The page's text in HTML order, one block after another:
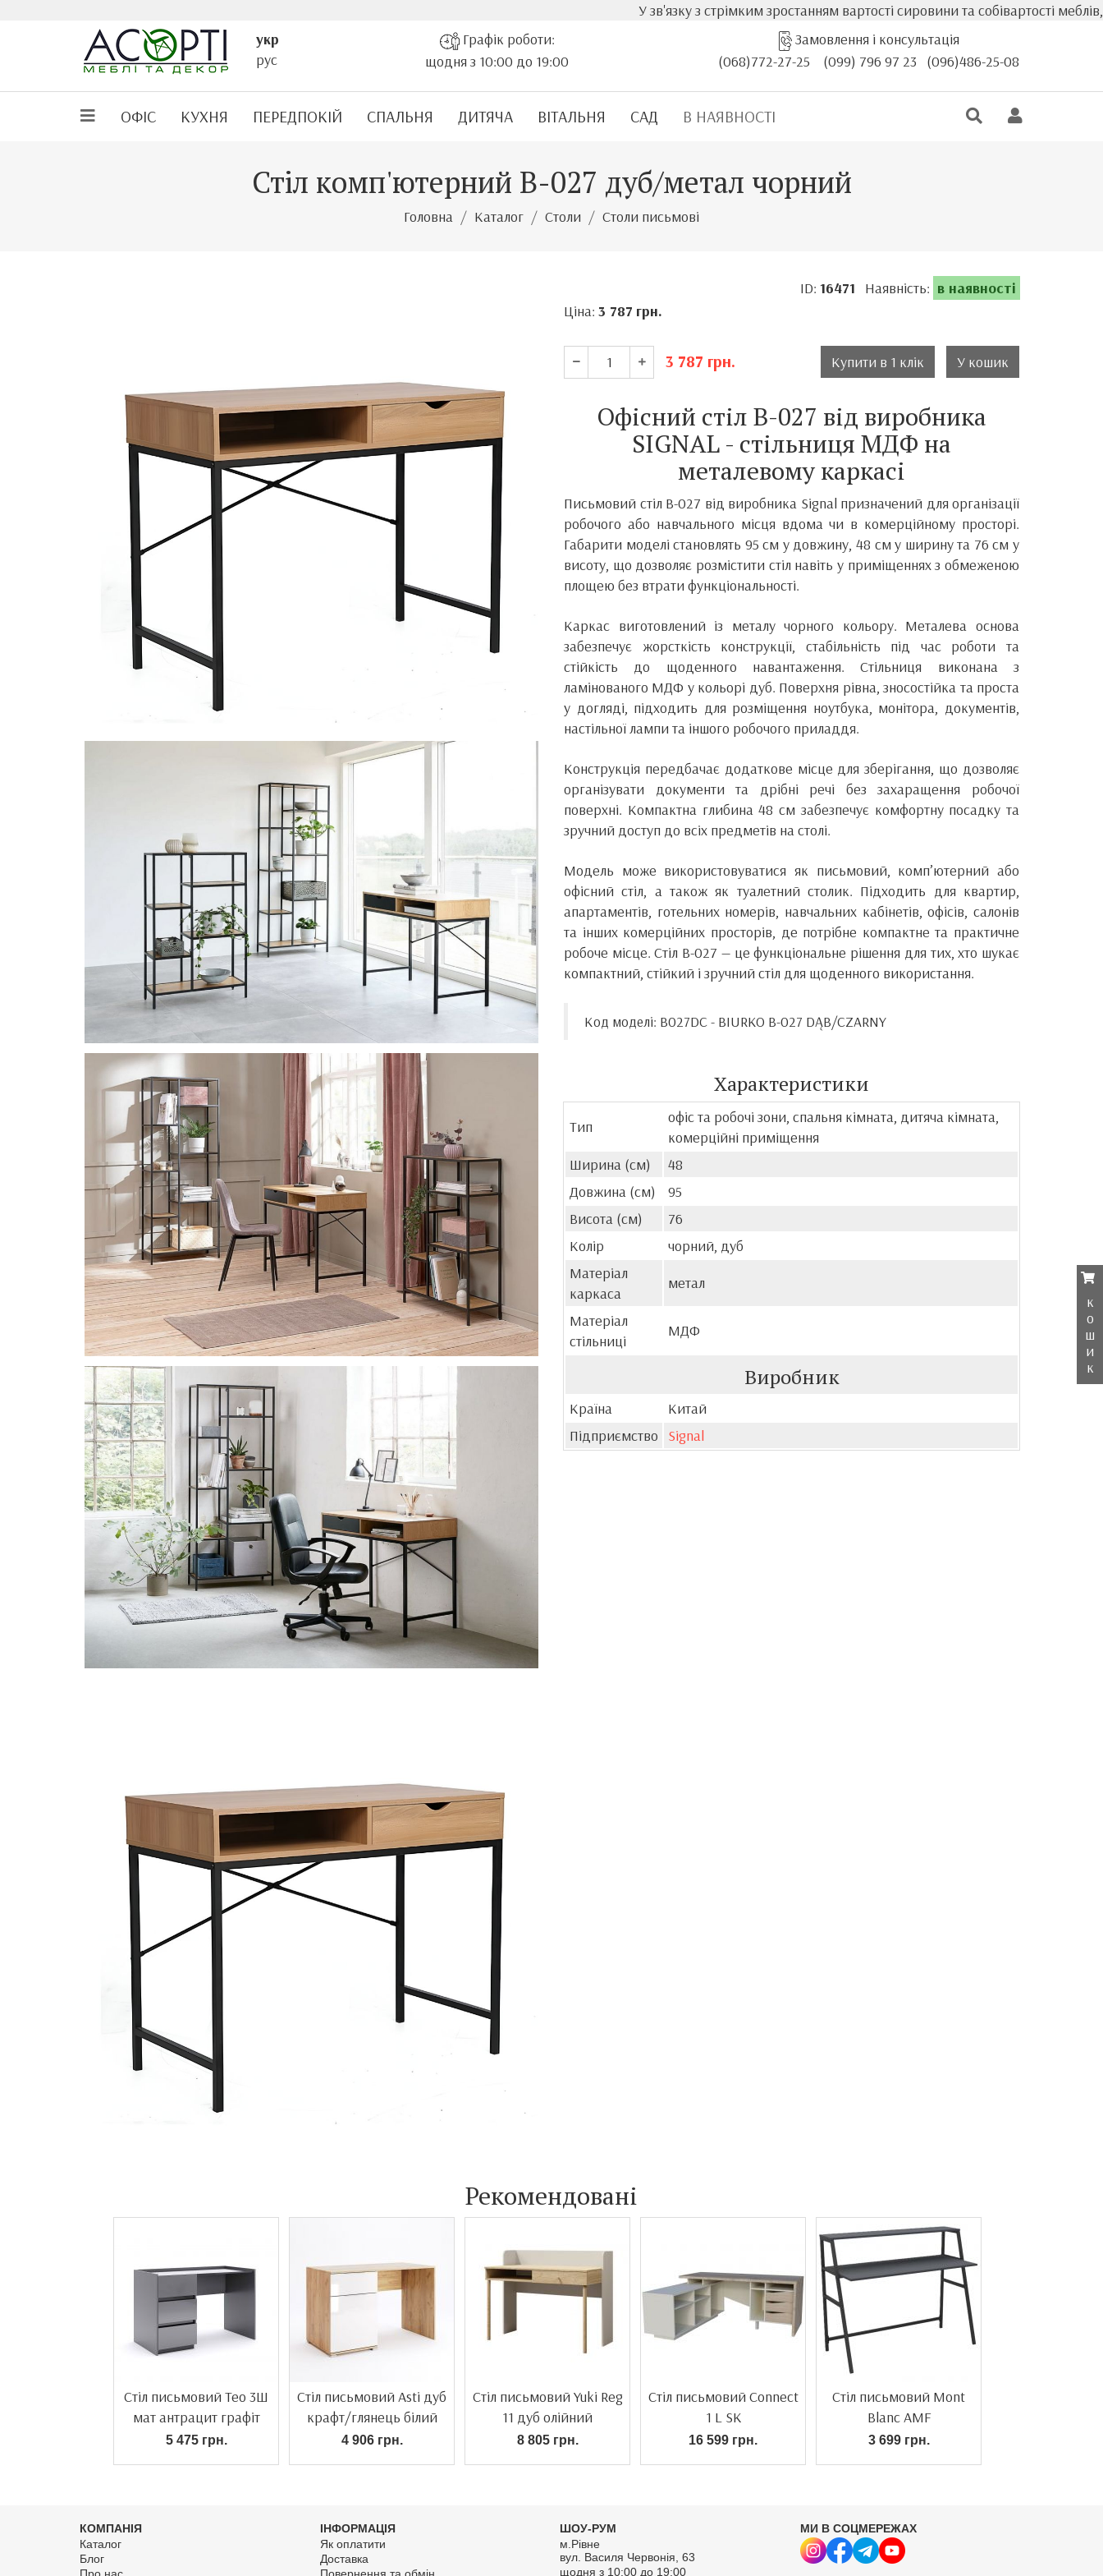
У зв'язку з стрімким зростанням вартості сировини та собівартості меблів,
укр
рус
Графік роботи:
щодня з 10:00 до 19:00
Замовлення і консультація
(068)772-27-25
(099) 796 97 23 (096)486-25-08
ОФІС КУХНЯ ПЕРЕДПОКІЙ СПАЛЬНЯ ДИТЯЧА ВІТАЛЬНЯ САД В НАЯВНОСТІ
Стіл комп'ютерний B-027 дуб/метал чорний
Головна Каталог Столи Столи письмові
ID: 16471 Наявність: в наявності
Ціна: 3 787 грн.
3 787 грн. Купити в 1 клік У кошик
Офісний стіл B-027 від виробника
SIGNAL - стільниця МДФ на
металевому каркасі
Письмовий стіл B-027 від виробника Signal призначений для організації
робочого або навчального місця вдома чи в комерційному просторі.
Габарити моделі становлять 95 см у довжину, 48 см у ширину та 76 см у
висоту, що дозволяє розмістити стіл навіть у приміщеннях з обмеженою
площею без втрати функціональності.
Каркас виготовлений із металу чорного кольору. Металева основа
забезпечує жорсткість конструкції, стабільність під час роботи та
стійкість до щоденного навантаження. Стільниця виконана з
ламінованого МДФ у кольорі дуб. Поверхня рівна, зносостійка та проста
у догляді, підходить для розміщення ноутбука, монітора, документів,
настільної лампи та іншого робочого приладдя.
Конструкція передбачає додаткове місце для зберігання, що дозволяє
організувати документи та дрібні речі без захаращення робочої
поверхні. Компактна глибина 48 см забезпечує комфортну посадку та
зручний доступ до всіх предметів на столі.
Модель може використовуватися як письмовий, комп’ютерний або
офісний стіл, а також як туалетний столик. Підходить для квартир,
апартаментів, готельних номерів, навчальних кабінетів, офісів, салонів
та інших комерційних просторів, де потрібне компактне та практичне
робоче місце. Стіл B-027 — це функціональне рішення для тих, хто шукає
компактний, стійкий і зручний стіл для щоденного використання.
Код моделі: B027DC - BIURKO B-027 DĄB/CZARNY
Характеристики
Тип
офіс та робочі зони, спальня кімната, дитяча кімната,
комерційні приміщення
Ширина (см)
48
Довжина (см)
95
Висота (см)
76
Колір
чорний, дуб
Матеріал
каркаса
метал
Матеріал
стільниці
МДФ
Виробник
Країна
Китай
Підприємство
Signal
Рекомендовані
Стіл письмовий Teo 3Ш
мат антрацит графіт
5 475 грн.
Стіл письмовий Asti дуб
крафт/глянець білий
4 906 грн.
Стіл письмовий Yuki Reg
11 дуб олійний
8 805 грн.
Стіл письмовий Connect
1 L SK
16 599 грн.
Стіл письмовий Mont
Blanc AMF
3 699 грн.
КОМПАНІЯ
Каталог
Блог
ІНФОРМАЦІЯ
Як оплатити
Доставка
ШОУ-РУМ
м.Рівне
вул. Василя Червонія, 63
щодня з 10:00 до 19:00
МИ В СОЦМЕРЕЖАХ
к
о
ш
и
к